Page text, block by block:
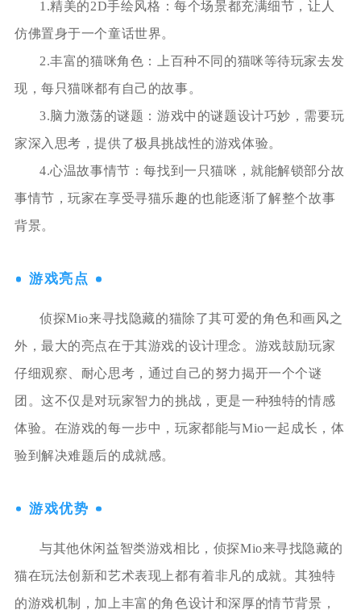
1.精美的2D手绘风格：每个场景都充满细节，让人
仿佛置身于一个童话世界。
2.丰富的猫咪角色：上百种不同的猫咪等待玩家去发
现，每只猫咪都有自己的故事。
3.脑力激荡的谜题：游戏中的谜题设计巧妙，需要玩
家深入思考，提供了极具挑战性的游戏体验。
4.心温故事情节：每找到一只猫咪，就能解锁部分故
事情节，玩家在享受寻猫乐趣的也能逐渐了解整个故事
背景。
游戏亮点
侦探Mio来寻找隐藏的猫除了其可爱的角色和画风之
外，最大的亮点在于其游戏的设计理念。游戏鼓励玩家
仔细观察、耐心思考，通过自己的努力揭开一个个谜
团。这不仅是对玩家智力的挑战，更是一种独特的情感
体验。在游戏的每一步中，玩家都能与Mio一起成长，体
验到解决难题后的成就感。
游戏优势
与其他休闲益智类游戏相比，侦探Mio来寻找隐藏的
猫在玩法创新和艺术表现上都有着非凡的成就。其独特
的游戏机制，加上丰富的角色设计和深厚的情节背景，